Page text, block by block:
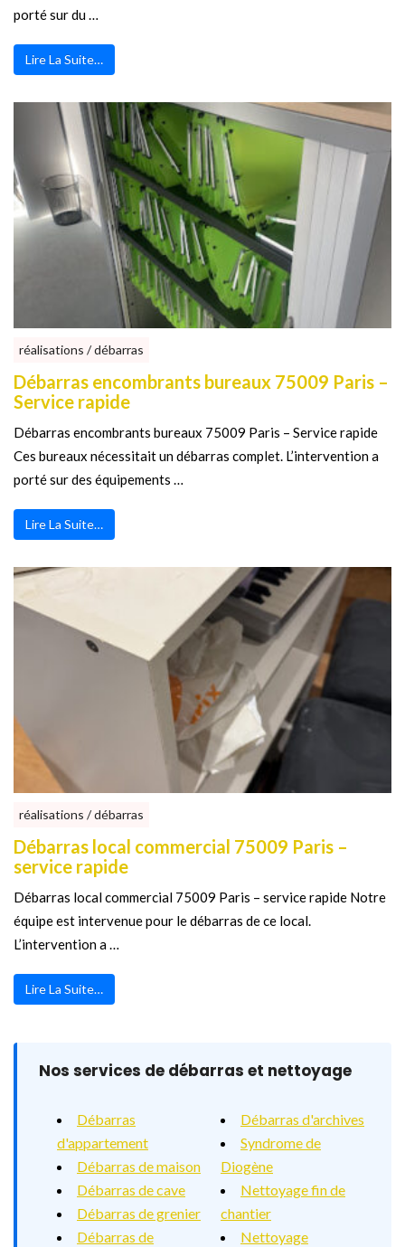
porté sur du …
Lire La Suite…
réalisations / débarras
Débarras encombrants bureaux 75009 Paris –
Service rapide
Débarras encombrants bureaux 75009 Paris – Service rapide
Ces bureaux nécessitait un débarras complet. L’intervention a
porté sur des équipements …
Lire La Suite…
réalisations / débarras
Débarras local commercial 75009 Paris –
service rapide
Débarras local commercial 75009 Paris – service rapide Notre
équipe est intervenue pour le débarras de ce local.
L’intervention a …
Lire La Suite…
Nos services de débarras et nettoyage
Débarras
d'appartement
Débarras de maison
Débarras de cave
Débarras de grenier
Débarras de
Débarras d'archives
Syndrome de
Diogène
Nettoyage fin de
chantier
Nettoyage